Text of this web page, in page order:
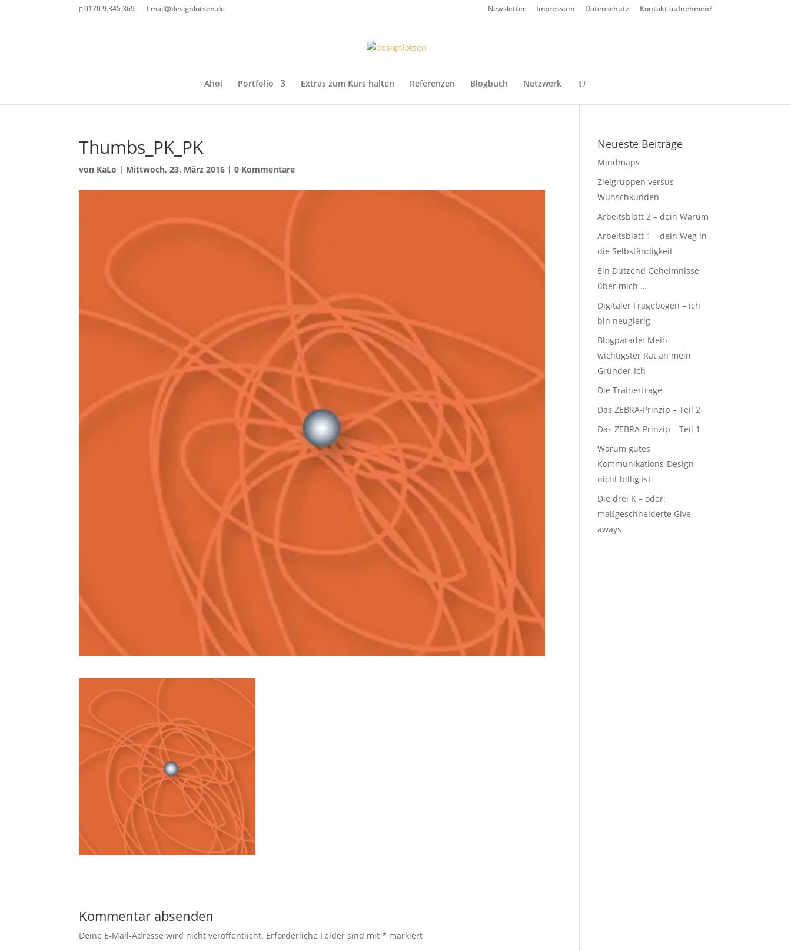
0170 9 345 369 mail@designlotsen.de Newsletter Impressum Datenschutz Kontakt aufnehmen?
Ahoi Portfolio Extras zum Kurs halten Referenzen Blogbuch Netzwerk
Thumbs_PK_PK
von KaLo | Mittwoch, 23, März 2016 |0 Kommentare
Kommentar absenden
Deine E-Mail-Adresse wird nicht veröffentlicht. Erforderliche Felder sind mit* markiert
Neueste Beiträge
Mindmaps
Zielgruppen versus
Wunschkunden
Arbeitsblatt 2 – dein Warum
Arbeitsblatt 1 – dein Weg in
die Selbständigkeit
Ein Dutzend Geheimnisse
über mich …
Digitaler Fragebogen – ich
bin neugierig
Blogparade: Mein
wichtigster Rat an mein
Gründer-Ich
Die Trainerfrage
Das ZEBRA-Prinzip – Teil 2
Das ZEBRA-Prinzip – Teil 1
Warum gutes
Kommunikations-Design
nicht billig ist
Die drei K – oder:
maßgeschneiderte Give-
aways